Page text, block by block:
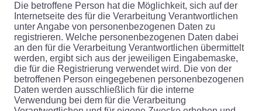
Die betroffene Person hat die Möglichkeit, sich auf der
Internetseite des für die Verarbeitung Verantwortlichen
unter Angabe von personenbezogenen Daten zu
registrieren. Welche personenbezogenen Daten dabei
an den für die Verarbeitung Verantwortlichen übermittelt
werden, ergibt sich aus der jeweiligen Eingabemaske,
die für die Registrierung verwendet wird. Die von der
betroffenen Person eingegebenen personenbezogenen
Daten werden ausschließlich für die interne
Verwendung bei dem für die Verarbeitung